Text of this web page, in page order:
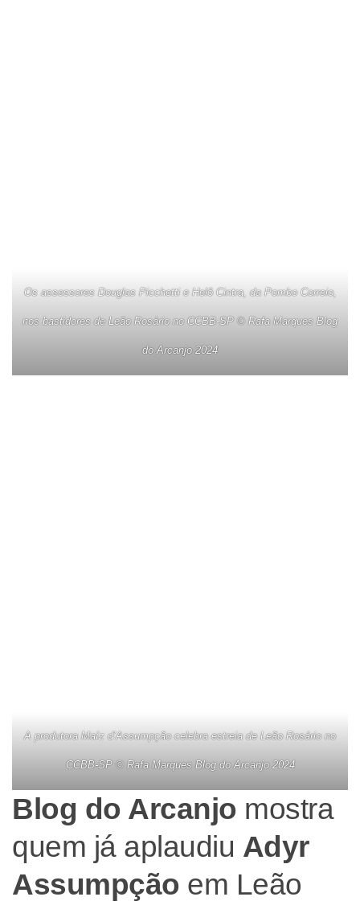
Os assessores Douglas Picchetti e Helô Cintra, da Pombo Correio,
nos bastidores de Leão Rosário no CCBB-SP © Rafa Marques Blog
do Arcanjo 2024
A produtora Maíz d’Assumpção celebra estreia de Leão Rosário no
CCBB-SP © Rafa Marques Blog do Arcanjo 2024
Blog do Arcanjo mostra
quem já aplaudiu Adyr
Assumpção em Leão